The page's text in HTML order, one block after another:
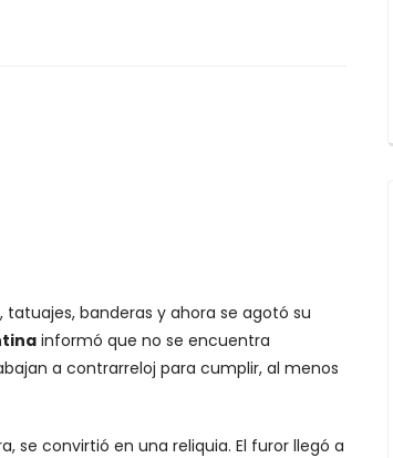
banderas y ahora se agotó su
informó que no se encuentra
a contrarreloj para cumplir, al menos
se convirtió en una reliquia. El furor llegó a